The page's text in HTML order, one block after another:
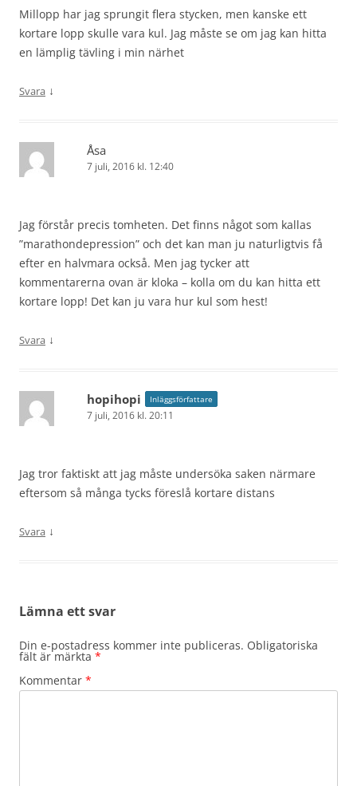
Millopp har jag sprungit flera stycken, men kanske ett
kortare lopp skulle vara kul. Jag måste se om jag kan hitta
en lämplig tävling i min närhet
Svara ↓
Åsa
7 juli, 2016 kl. 12:40
Jag förstår precis tomheten. Det finns något som kallas
”marathondepression” och det kan man ju naturligtvis få
efter en halvmara också. Men jag tycker att
kommentarerna ovan är kloka – kolla om du kan hitta ett
kortare lopp! Det kan ju vara hur kul som hest!
Svara ↓
hopihopi Inläggsförfattare
7 juli, 2016 kl. 20:11
Jag tror faktiskt att jag måste undersöka saken närmare
eftersom så många tycks föreslå kortare distans
Svara ↓
Lämna ett svar
Din e-postadress kommer inte publiceras. Obligatoriska
fält är märkta *
Kommentar *